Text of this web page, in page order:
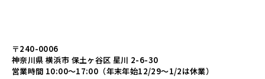
〒240-0006
神奈川県 横浜市 保土ヶ谷区 星川 2-6-30
営業時間 10:00～17:00（年末年始12/29～1/2は休業）